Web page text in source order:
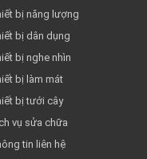
bị năng lượng
bị dân dụng
bị nghe nhìn
bị làm mát
bị tưới cây
vụ sửa chữa
tin liên hệ